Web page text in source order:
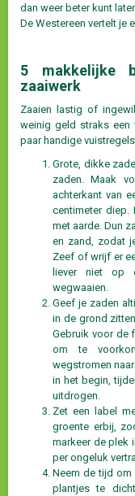
dan weer beter kunt
De Westereen vertelt je
5 makkelijke
zaaiwerk
Zaaien lastig of
weinig geld straks een
paar handige
Grote, dikke
zaden. Maak
achterkant van
centimeter diep.
met aarde. Dun
en zand, zodat
Zeef of wrijf er
liever niet op
wegwaaien.
Geef je zaden
in de grond
Gebruik voor de
om te
wegstromen
in het begin,
uitdrogen.
Zet een label
groente erbij,
markeer de plek
per ongeluk
Neem de tijd om
plantjes te